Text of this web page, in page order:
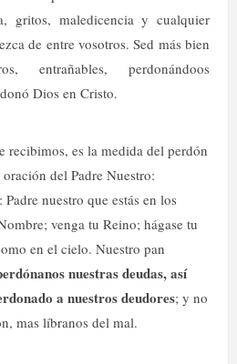
gritos, maledicencia y cualquier
de entre vosotros. Sed más bien
entrañables, perdonándoos
Dios en Cristo.
recibimos, es la medida del perdón
del Padre Nuestro:
nuestro que estás en los
venga tu Reino; hágase tu
en el cielo. Nuestro pan
nuestras deudas, así
a nuestros deudores; y no
mas líbranos del mal.